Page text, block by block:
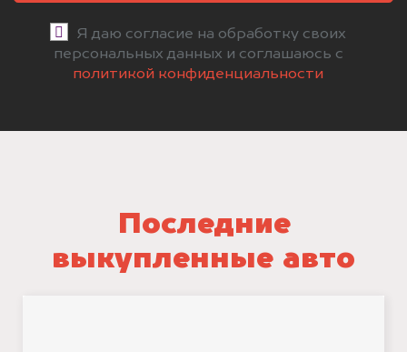
Я даю согласие на обработку своих
персональных данных и соглашаюсь с
политикой конфиденциальности
Последние
выкупленные авто